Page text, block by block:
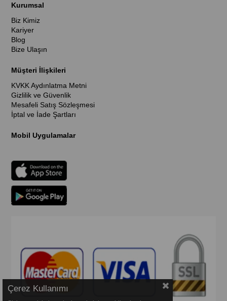
Kurumsal
Biz Kimiz
Kariyer
Blog
Bize Ulaşın
Müşteri İlişkileri
KVKK Aydınlatma Metni
Gizlilik ve Güvenlik
Mesafeli Satış Sözleşmesi
İptal ve İade Şartları
Mobil Uygulamalar
Çerez Kullanımı